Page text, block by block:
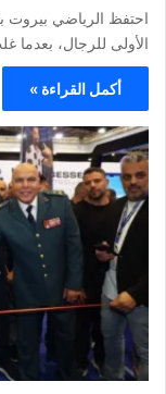
احتفظ الرياضي بيروت
الأولى للرجال، بعدما
أكمل القراءة »